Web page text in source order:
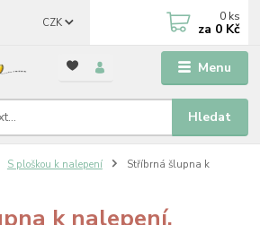
Menu
CZK
Hledat
0 ks
za 0 Kč
S ploškou k nalepení
Stříbrná šlupna k
k nalepení,